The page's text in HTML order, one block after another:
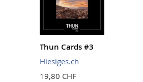
Thun Cards #3
Hiesiges.ch
19,80 CHF